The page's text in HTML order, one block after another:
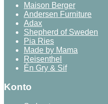
Maison Berger
Andersen Furniture
Adax
Shepherd of Sweden
Pia Ries
Made by Mama
Reisenthel
Én Gry & Sif
Konto